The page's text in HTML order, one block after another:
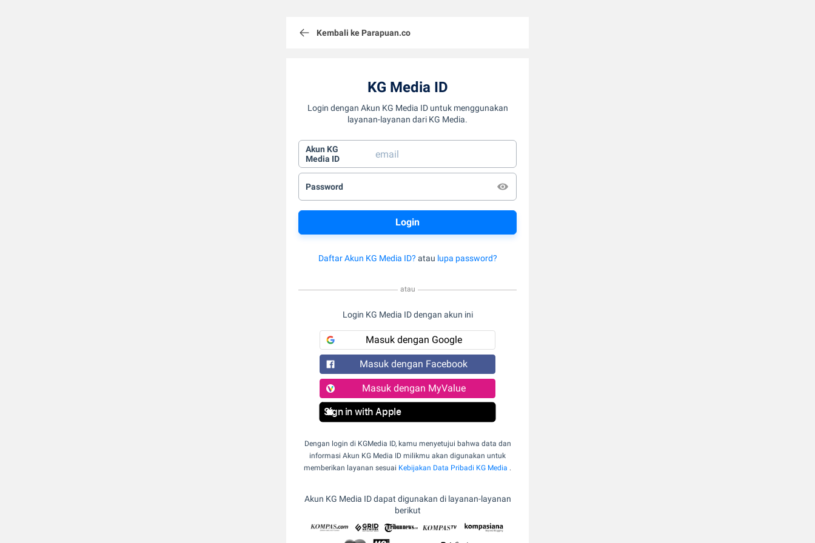
Kembali ke Parapuan.co
KG Media ID
Login dengan Akun KG Media ID untuk menggunakan
layanan-layanan dari KG Media.
Akun KG
Media ID
Password
Daftar Akun KG Media ID? atau lupa password?
atau
Login KG Media ID dengan akun ini
Masuk dengan Google
Masuk dengan Facebook
Masuk dengan MyValue
Sign in with Apple
Dengan login di KGMedia ID, kamu menyetujui bahwa data dan
informasi Akun KG Media ID milikmu akan digunakan untuk
memberikan layanan sesuai Kebijakan Data Pribadi KG Media .
Akun KG Media ID dapat digunakan di layanan-layanan
berikut